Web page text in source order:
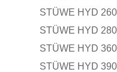
STÜWE HYD
STÜWE HYD
STÜWE HYD
STÜWE HYD